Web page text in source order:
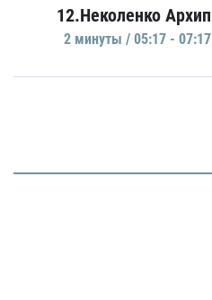
12.Неколенко Архип
2 минуты / 05:17 - 07:17